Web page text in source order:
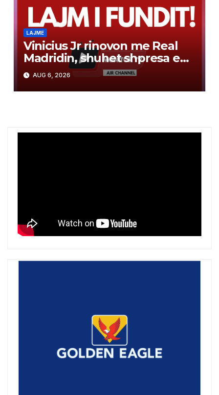
LAJME
Vinicius Jr rinovon me Real
Madridin, shuhet shpresa e
Arsenalit për transferimin e
brazilianit
AUG 6, 2026